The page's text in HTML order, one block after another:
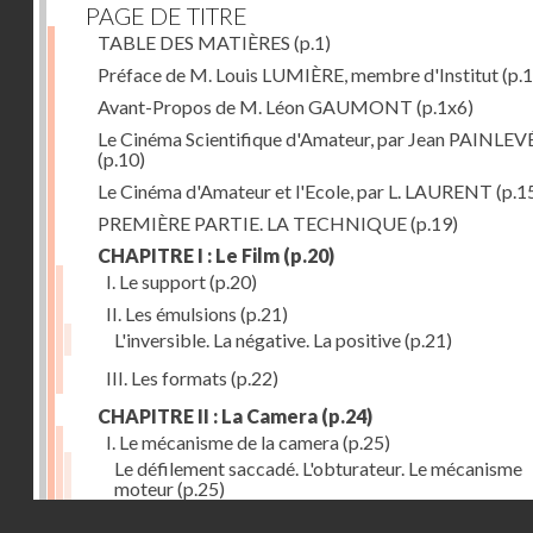
PAGE DE TITRE
TABLE DES MATIÈRES (p.1)
Préface de M. Louis LUMIÈRE, membre d'Institut
Avant-Propos de M. Léon GAUMONT (p.1x6)
Le Cinéma Scientifique d'Amateur, par Jean
(p.10)
Le Cinéma d'Amateur et l'Ecole, par L. LAURENT
PREMIÈRE PARTIE. LA TECHNIQUE(p.19)
CHAPITRE I : Le Film (p.20)
I. Le support(p.20)
II. Les émulsions (p.21)
L'inversible. La négative. La positive(p.21)
III. Les formats (p.22)
CHAPITRE II : La Camera (p.24)
I. Le mécanisme de la camera(p.25)
Le défilement saccadé. L'obturateur. Le mécanisme
moteur(p.25)